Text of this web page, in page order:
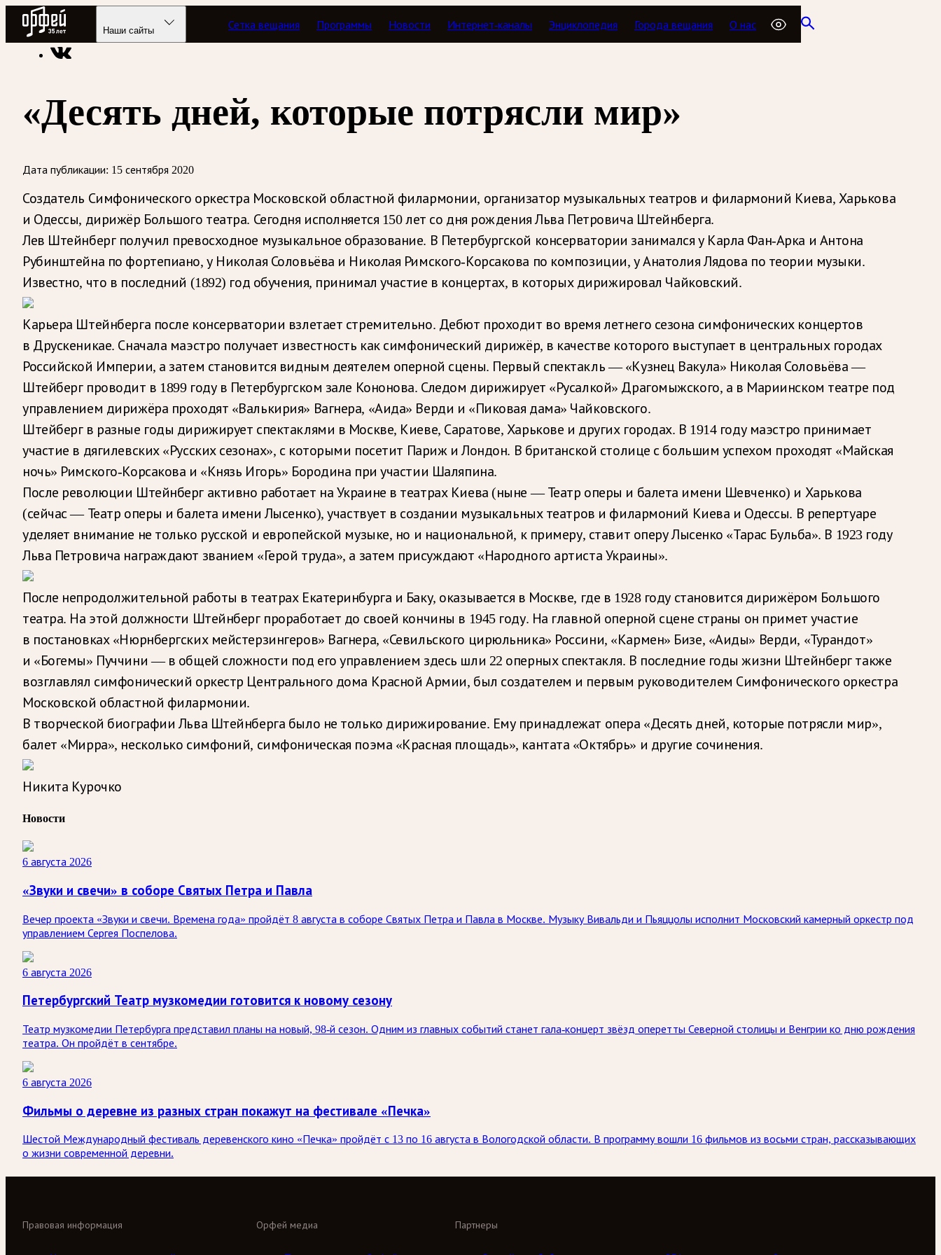
Радио Орфей
Наши сайты Сетка вещания Программы Новости Интернет-каналы Энциклопедия Города вещания О нас
Радио классической музыки «Орфей» Новости
«Десять дней, которые потрясли мир»
Дата публикации: 15 сентября 2020
Создатель Симфонического оркестра Московской областной филармонии, организатор музыкальных театров и филармоний Киева, Харькова
и Одессы, дирижёр Большого театра. Сегодня исполняется 150 лет со дня рождения Льва Петровича Штейнберга.
Лев Штейнберг получил превосходное музыкальное образование. В Петербургской консерватории занимался у Карла Фан-Арка и Антона
Рубинштейна по фортепиано, у Николая Соловьёва и Николая Римского-Корсакова по композиции, у Анатолия Лядова по теории музыки.
Известно, что в последний (1892) год обучения, принимал участие в концертах, в которых дирижировал Чайковский.
Карьера Штейнберга после консерватории взлетает стремительно. Дебют проходит во время летнего сезона симфонических концертов
в Друскеникае. Сначала маэстро получает известность как симфонический дирижёр, в качестве которого выступает в центральных городах
Российской Империи, а затем становится видным деятелем оперной сцены. Первый спектакль — «Кузнец Вакула» Николая Соловьёва —
Штейберг проводит в 1899 году в Петербургском зале Кононова. Следом дирижирует «Русалкой» Драгомыжского, а в Мариинском театре под
управлением дирижёра проходят «Валькирия» Вагнера, «Аида» Верди и «Пиковая дама» Чайковского.
Штейберг в разные годы дирижирует спектаклями в Москве, Киеве, Саратове, Харькове и других городах. В 1914 году маэстро принимает
участие в дягилевских «Русских сезонах», с которыми посетит Париж и Лондон. В британской столице с большим успехом проходят «Майская
ночь» Римского-Корсакова и «Князь Игорь» Бородина при участии Шаляпина.
После революции Штейнберг активно работает на Украине в театрах Киева (ныне — Театр оперы и балета имени Шевченко) и Харькова
(сейчас — Театр оперы и балета имени Лысенко), участвует в создании музыкальных театров и филармоний Киева и Одессы. В репертуаре
уделяет внимание не только русской и европейской музыке, но и национальной, к примеру, ставит оперу Лысенко «Тарас Бульба». В 1923 году
Льва Петровича награждают званием «Герой труда», а затем присуждают «Народного артиста Украины».
После непродолжительной работы в театрах Екатеринбурга и Баку, оказывается в Москве, где в 1928 году становится дирижёром Большого
театра. На этой должности Штейнберг проработает до своей кончины в 1945 году. На главной оперной сцене страны он примет участие
в постановках «Нюрнбергских мейстерзингеров» Вагнера, «Севильского цирюльника» Россини, «Кармен» Бизе, «Аиды» Верди, «Турандот»
и «Богемы» Пуччини — в общей сложности под его управлением здесь шли 22 оперных спектакля. В последние годы жизни Штейнберг также
возглавлял симфонический оркестр Центрального дома Красной Армии, был создателем и первым руководителем Симфонического оркестра
Московской областной филармонии.
В творческой биографии Льва Штейнберга было не только дирижирование. Ему принадлежат опера «Десять дней, которые потрясли мир»,
балет «Мирра», несколько симфоний, симфоническая поэма «Красная площадь», кантата «Октябрь» и другие сочинения.
Никита Курочко
Новости
6 августа 2026
«Звуки и свечи» в соборе Святых Петра и Павла
Вечер проекта «Звуки и свечи. Времена года» пройдёт 8 августа в соборе Святых Петра и Павла в Москве. Музыку Вивальди и Пьяццолы исполнит Московский камерный оркестр под
управлением Сергея Поспелова.
6 августа 2026
Петербургский Театр музкомедии готовится к новому сезону
Театр музкомедии Петербурга представил планы на новый, 98-й сезон. Одним из главных событий станет гала-концерт звёзд оперетты Северной столицы и Венгрии ко дню рождения
театра. Он пройдёт в сентябре.
6 августа 2026
Фильмы о деревне из разных стран покажут на фестивале «Печка»
Шестой Международный фестиваль деревенского кино «Печка» пройдёт с 13 по 16 августа в Вологодской области. В программу вошли 16 фильмов из восьми стран, рассказывающих
о жизни современной деревни.
Орфей медиа Партнеры
Правовая информация